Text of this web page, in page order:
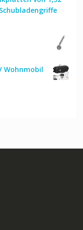
Wohnmobil